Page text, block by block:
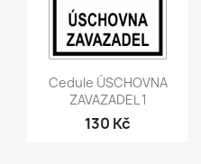
Rychlý náhled
Cedule ÚSCHOVNA
ZAVAZADEL 1
130 Kč